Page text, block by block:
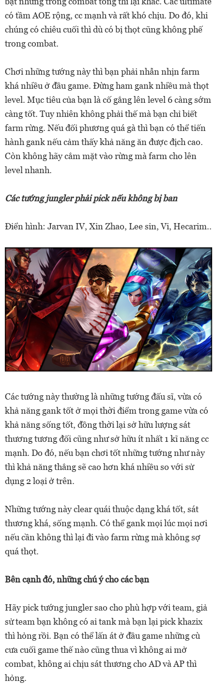
có tầm AOE rộng, cc mạnh và rất khó chịu. Do đó, khi
chúng có chiêu cuối thì dù có bị thọt cũng không phế
trong combat.
Chơi những tướng này thì bạn phải nhẫn nhịn farm
khá nhiều ở đầu game. Đừng ham gank nhiều mà thọt
level. Mục tiêu của bạn là cố gắng lên level 6 càng sớm
càng tốt. Tuy nhiên không phải thế mà bạn chỉ biết
farm rừng. Nếu đối phương quá gà thì bạn có thể tiến
hành gank nếu cảm thấy khả năng ăn được địch cao.
Còn không hãy cắm mặt vào rừng mà farm cho lên
level nhanh.
Các tướng jungler phải pick nếu không bị ban
Điển hình: Jarvan IV, Xin Zhao, Lee sin, Vi, Hecarim..
Các tướng này thường là những tướng đấu sĩ, vừa có
khả năng gank tốt ở mọi thời điểm trong game vừa có
khả năng sống tốt, đồng thời lại sở hữu lượng sát
thương tương đối cũng như sở hữu ít nhất 1 kĩ năng cc
mạnh. Do đó, nếu bạn chơi tốt những tướng như này
thì khả năng thắng sẽ cao hơn khá nhiều so với sử
dụng 2 loại ở trên.
Những tướng này clear quái thuộc dạng khá tốt, sát
thương khá, sống mạnh. Có thể gank mọi lúc mọi nơi
nếu cần không thì lại đi vào farm rừng mà không sợ
quá thọt.
Bên cạnh đó, những chú ý cho các bạn
Hãy pick tướng jungler sao cho phù hợp với team, giả
sử team bạn không có ai tank mà bạn lại pick khazix
thì hỏng rồi. Bạn có thể lấn át ở đầu game những cù
cưa cuối game thế nào cũng thua vì không ai mở
combat, không ai chịu sát thương cho AD và AP thì
hỏng.